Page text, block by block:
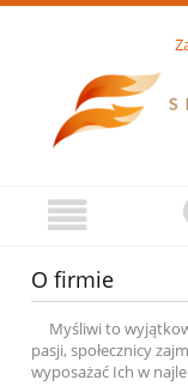
O firmie
Myśliwi to
pasji, społecznicy
wyposażać Ich w